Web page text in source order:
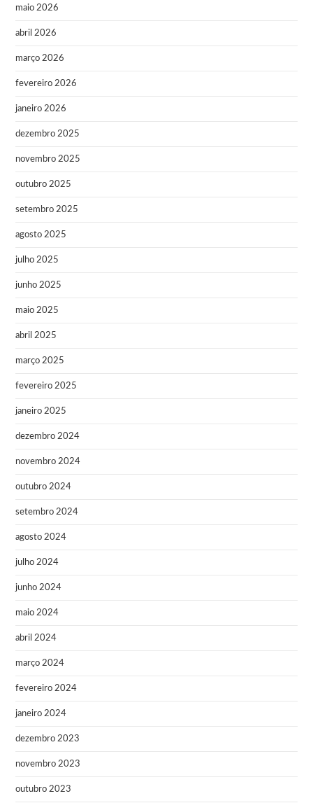
maio 2026
abril 2026
março 2026
fevereiro 2026
janeiro 2026
dezembro 2025
novembro 2025
outubro 2025
setembro 2025
agosto 2025
julho 2025
junho 2025
maio 2025
abril 2025
março 2025
fevereiro 2025
janeiro 2025
dezembro 2024
novembro 2024
outubro 2024
setembro 2024
agosto 2024
julho 2024
junho 2024
maio 2024
abril 2024
março 2024
fevereiro 2024
janeiro 2024
dezembro 2023
novembro 2023
outubro 2023